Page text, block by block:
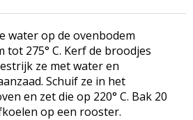
water op de ovenbodem
tot 275° C. Kerf de broodjes
ze met water en
Schuif ze in het
en zet die op 220° C. Bak 20
op een rooster.